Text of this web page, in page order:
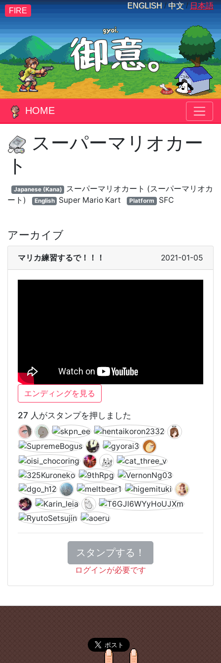
ENGLISH / 中文 / 日本語
FIRE
HOME
スーパーマリオカー
ト
Japanese (Kana)
スーパーマリオカート (スーパーマリオカ
ート)
English Super Mario Kart Platform SFC
アーカイブ
マリカ練習するで！！！ 2021-01-05
エンディングを見る
27 人がスタンプを押しました
スタンプする！
ログインが必要です